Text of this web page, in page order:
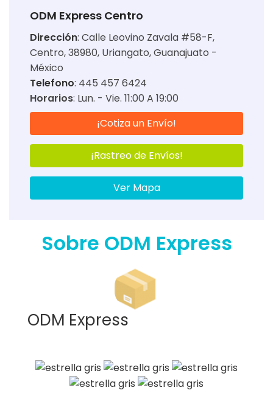
ODM Express Centro
Dirección: Calle Leovino Zavala #58-F,
Centro, 38980, Uriangato, Guanajuato -
México
Telefono: 445 457 6424
Horarios: Lun. - Vie. 11:00 A 19:00
¡Cotiza un Envío!
¡Rastreo de Envíos!
Ver Mapa
Sobre ODM Express
ODM Express